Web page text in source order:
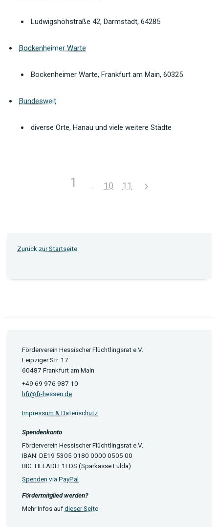
Ludwigshöhstraße 42, Darmstadt, 64285
Bockenheimer Warte
Bockenheimer Warte, Frankfurt am Main, 60325
Bundesweit
diverse Orte, Hanau und viele weitere Städte
1 10 11
Zurück zur Startseite
Förderverein Hessischer Flüchtlingsrat e.V.
Leipziger Str. 17
60487 Frankfurt am Main
+49 69 976 987 10
hfr@fr-hessen.de
Impressum & Datenschutz
Spendenkonto
Förderverein Hessischer Flüchtlingsrat e.V.
IBAN: DE19 5305 0180 0000 0505 00
BIC: HELADEF1FDS (Sparkasse Fulda)
Spenden via PayPal
Fördermitglied werden?
Mehr Infos aufdieser Seite